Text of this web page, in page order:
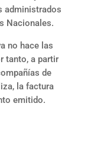
administrados
Nacionales.
no hace las
tanto, a partir
de
la factura
emitido.